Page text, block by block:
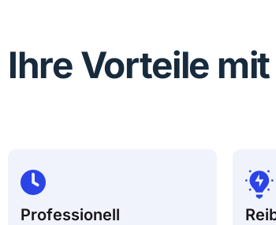
Ihre Vorteile
Professionell